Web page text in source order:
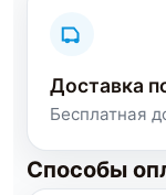
Доставка
Бесплатная
Способы